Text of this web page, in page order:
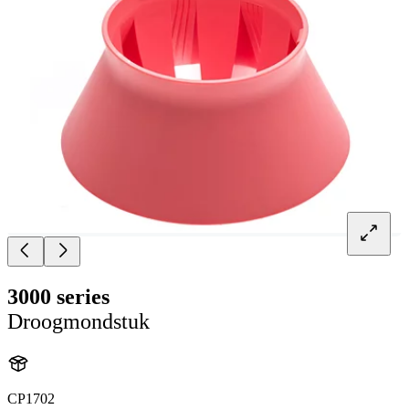
3000 series
Droogmondstuk
CP1702